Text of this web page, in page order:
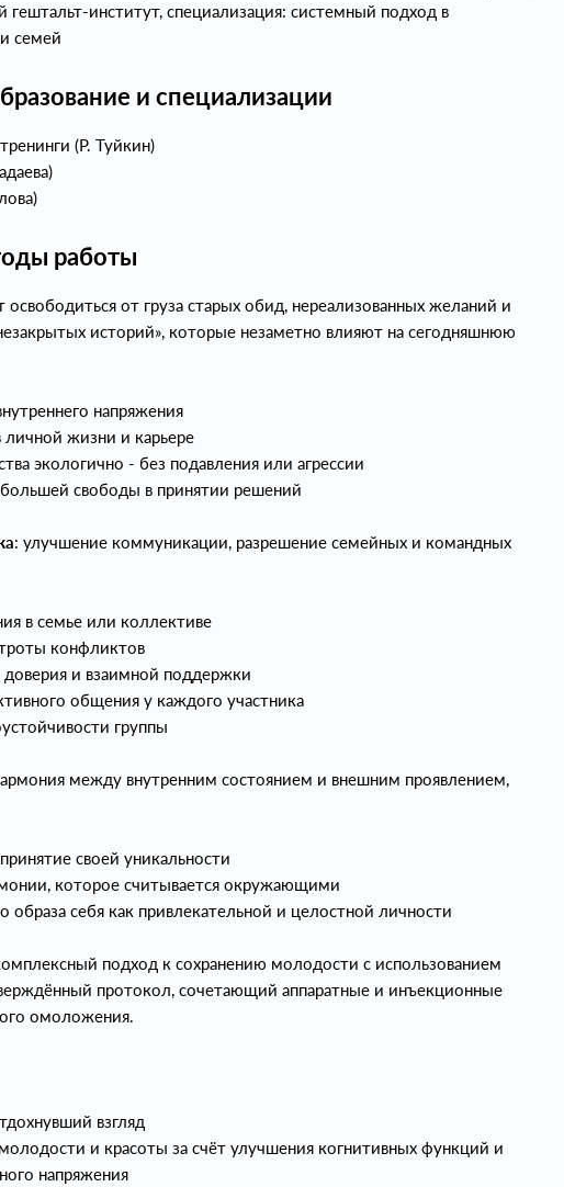
специализация: системный подход в
семей
и специализации
(Р. Туйкин)
работы
освободиться от груза старых обид, нереализованных желаний и
историй», которые незаметно влияют на сегодняшнюю
напряжения
жизни и карьере
экологично - без подавления или агрессии
свободы в принятии решений
: улучшение коммуникации, разрешение семейных и командных
в семье или коллективе
конфликтов
и взаимной поддержки
общения у каждого участника
группы
между внутренним состоянием и внешним проявлением,
своей уникальности
которое считывается окружающими
образа себя как привлекательной и целостной личности
подход к сохранению молодости с использованием
протокол, сочетающий аппаратные и инъекционные
омоложения.
взгляд
и красоты за счёт улучшения когнитивных функций и
напряжения